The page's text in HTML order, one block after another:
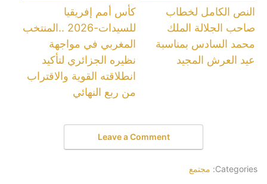
النص الكامل لخطاب
صاحب الجلالة الملك
محمد السادس بمناسبة
عيد العرش المجيد
كأس أمم إفريقيا
للسيدات-2026 ..المنتخب
المغربي في مواجهة
نظيره الجزائري لتأكيد
انطلاقته القوية والاقتراب
من ربع النهائي
Leave a Comment
Categories: مجتمع